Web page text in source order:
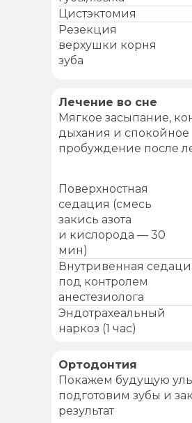
Цистэктомия
Резекция
верхушки корня
зуба
Поверхностная
седация (смесь
закись азота
и кислорода — 30
мин)
Внутривенная
под контролем
анестезиолога
Эндотрахеальный
наркоз (1 час)
Лечение во сне
Мягкое засыпание,
дыхания и спокойное
пробуждение после
Ортодонтия
Покажем будущую
подготовим зубы и
результат